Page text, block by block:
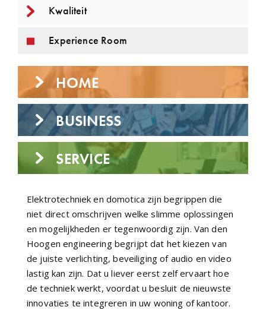
Kwaliteit
Experience Room
HOME
BUSINESS
SERVICE
Elektrotechniek en domotica zijn begrippen die
niet direct omschrijven welke slimme oplossingen
en mogelijkheden er tegenwoordig zijn. Van den
Hoogen engineering begrijpt dat het kiezen van
de juiste verlichting, beveiliging of audio en video
lastig kan zijn. Dat u liever eerst zelf ervaart hoe
de techniek werkt, voordat u besluit de nieuwste
innovaties te integreren in uw woning of kantoor.